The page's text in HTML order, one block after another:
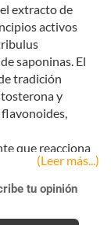
extracto de
activos
saponinas. El
tradición
y
que reacciona
en el
desempeña
incluyendo la
Como en
(Leer más...)
tu opinión